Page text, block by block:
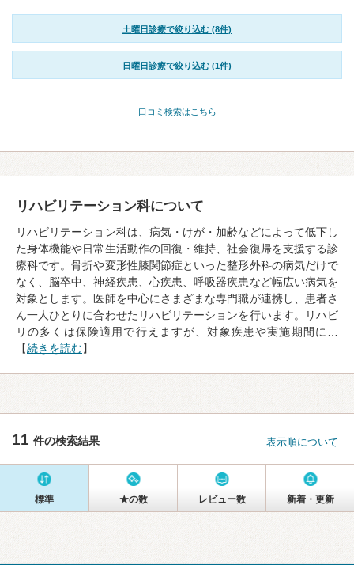
土曜日診療で絞り込む (8件)
日曜日診療で絞り込む (1件)
口コミ検索はこちら
リハビリテーション科について
リハビリテーション科は、病気・けが・加齢などによって低下し
た身体機能や日常生活動作の回復・維持、社会復帰を支援する診
療科です。骨折や変形性膝関節症といった整形外科の病気だけで
なく、脳卒中、神経疾患、心疾患、呼吸器疾患など幅広い病気を
対象とします。医師を中心にさまざまな専門職が連携し、患者さ
ん一人ひとりに合わせたリハビリテーションを行います。リハビ
リの多くは保険適用で行えますが、対象疾患や実施期間に…
【続きを読む】
11 件の検索結果 表示順について
標準 ★の数 レビュー数 新着・更新